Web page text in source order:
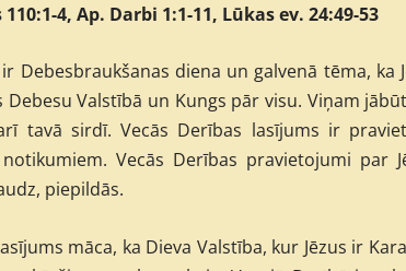
110:1-4, Ap. Darbi 1:1-11, Lūkas ev. 24:49-53
Debesbraukšanas diena un galvenā tēma, ka
Debesu Valstībā un Kungs pār visu. Viņam
tavā sirdī. Vecās Derības lasījums ir
Vecās Derības pravietojumi par
piepildās.
māca, ka Dieva Valstība, kur Jēzus ir